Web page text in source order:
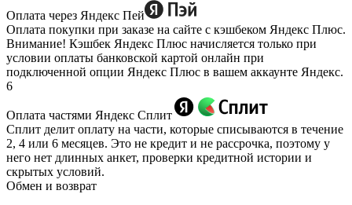
Оплата через Яндекс Пей
Оплата покупки при заказе на сайте с кэшбеком Яндекс Плюс.
Внимание! Кэшбек Яндекс Плюс начисляется только при
условии оплаты банковской картой онлайн при
подключенной опции Яндекс Плюс в вашем аккаунте Яндекс.
6
Оплата частями Яндекс Сплит
Сплит делит оплату на части, которые списываются в течение
2, 4 или 6 месяцев. Это не кредит и не рассрочка, поэтому у
него нет длинных анкет, проверки кредитной истории и
скрытых условий.
Обмен и возврат